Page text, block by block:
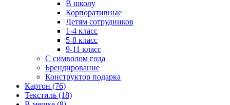
В школу
Корпоративные
Детям сотрудников
1-4 класс
5-8 класс
9-11 класс
С символом года
Брендирование
Конструктор подарка
Картон (76)
Текстиль (18)